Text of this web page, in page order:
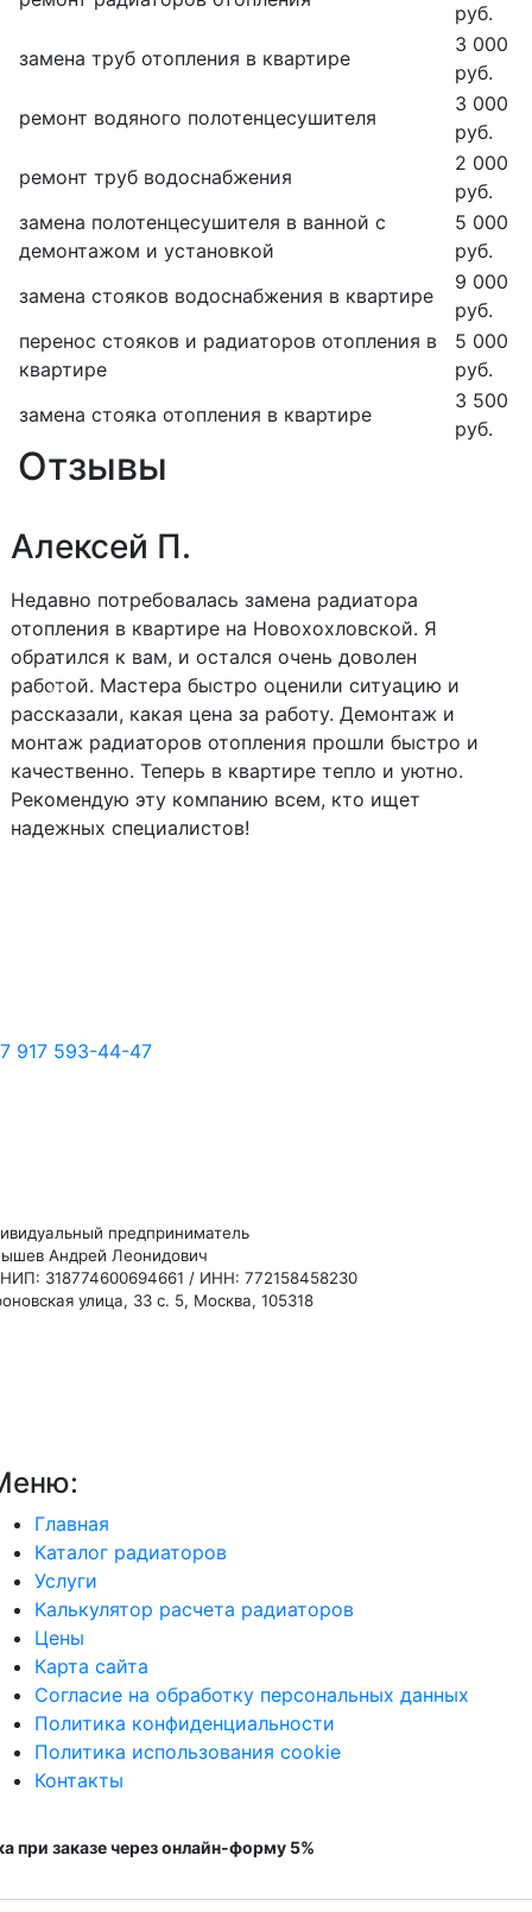
руб.
замена труб отопления в квартире
3 000
руб.
ремонт водяного полотенцесушителя
3 000
руб.
ремонт труб водоснабжения
2 000
руб.
замена полотенцесушителя в ванной с
демонтажом и установкой
5 000
руб.
замена стояков водоснабжения в квартире
9 000
руб.
перенос стояков и радиаторов отопления в
квартире
5 000
руб.
замена стояка отопления в квартире
3 500
руб.
Отзывы
Алексей П.
Недавно потребовалась замена радиатора
отопления в квартире на Новохохловской. Я
обратился к вам, и остался очень доволен
работой. Мастера быстро оценили ситуацию и
рассказали, какая цена за работу. Демонтаж и
монтаж радиаторов отопления прошли быстро и
качественно. Теперь в квартире тепло и уютно.
Рекомендую эту компанию всем, кто ищет
надежных специалистов!
Следующий
917 593-44-47
предприниматель
Андрей Леонидович
318774600694661 / ИНН: 772158458230
улица, 33 с. 5, Москва, 105318
Главная
Каталог радиаторов
Услуги
Калькулятор расчета радиаторов
Цены
Карта сайта
Согласие на обработку персональных данных
Политика конфиденциальности
Политика использования cookie
Контакты
при заказе через онлайн-форму 5%